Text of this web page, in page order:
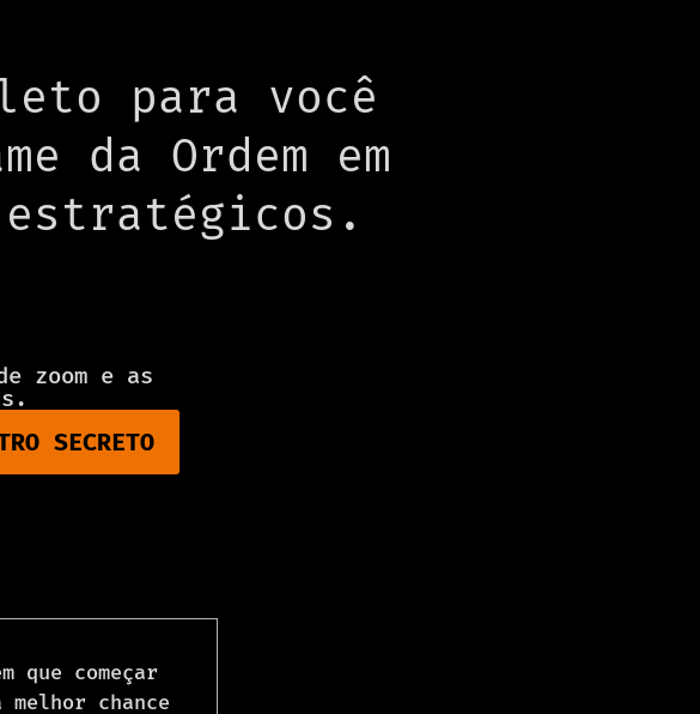
para você
da Ordem em
estratégicos.
zoom e as
SECRETO
que começar
chance